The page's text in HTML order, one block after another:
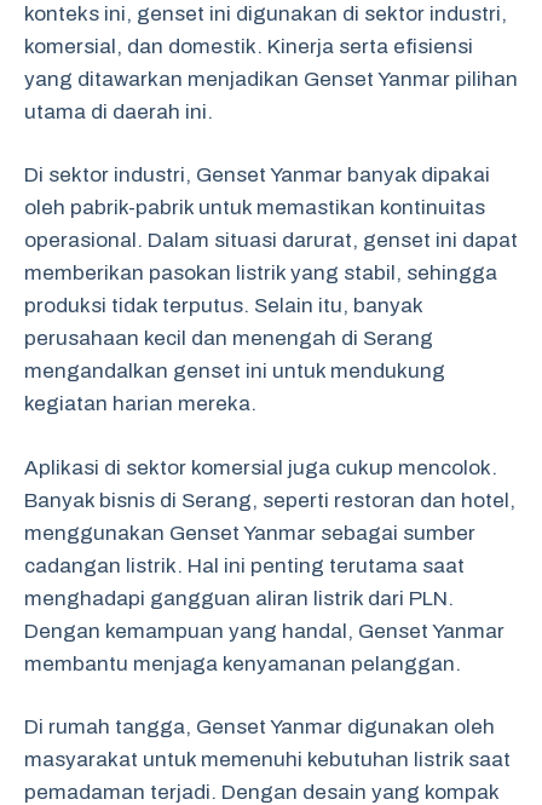
konteks ini, genset ini digunakan di sektor industri,
komersial, dan domestik. Kinerja serta efisiensi
yang ditawarkan menjadikan Genset Yanmar pilihan
utama di daerah ini.
Di sektor industri, Genset Yanmar banyak dipakai
oleh pabrik-pabrik untuk memastikan kontinuitas
operasional. Dalam situasi darurat, genset ini dapat
memberikan pasokan listrik yang stabil, sehingga
produksi tidak terputus. Selain itu, banyak
perusahaan kecil dan menengah di Serang
mengandalkan genset ini untuk mendukung
kegiatan harian mereka.
Aplikasi di sektor komersial juga cukup mencolok.
Banyak bisnis di Serang, seperti restoran dan hotel,
menggunakan Genset Yanmar sebagai sumber
cadangan listrik. Hal ini penting terutama saat
menghadapi gangguan aliran listrik dari PLN.
Dengan kemampuan yang handal, Genset Yanmar
membantu menjaga kenyamanan pelanggan.
Di rumah tangga, Genset Yanmar digunakan oleh
masyarakat untuk memenuhi kebutuhan listrik saat
pemadaman terjadi. Dengan desain yang kompak